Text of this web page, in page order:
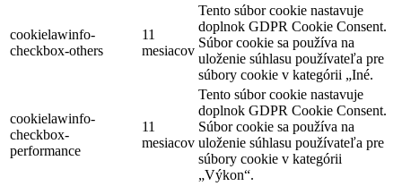
cookielawinfo-
checkbox-others
11
mesiacov
Tento súbor cookie nastavuje
doplnok GDPR Cookie Consent.
Súbor cookie sa používa na
uloženie súhlasu používateľa pre
súbory cookie v kategórii „Iné.
cookielawinfo-
checkbox-
performance
11
mesiacov
Tento súbor cookie nastavuje
doplnok GDPR Cookie Consent.
Súbor cookie sa používa na
uloženie súhlasu používateľa pre
súbory cookie v kategórii
„Výkon“.